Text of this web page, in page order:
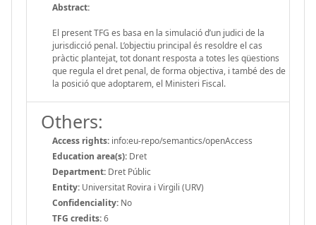
Abstract:
El present TFG es basa en la simulació d’un judici de la
jurisdicció penal. L’objectiu principal és resoldre el cas
pràctic plantejat, tot donant resposta a totes les qüestions
que regula el dret penal, de forma objectiva, i també des de
la posició que adoptarem, el Ministeri Fiscal.
Others:
Access rights: info:eu-repo/semantics/openAccess
Education area(s): Dret
Department: Dret Públic
Entity: Universitat Rovira i Virgili (URV)
Confidenciality: No
TFG credits:6